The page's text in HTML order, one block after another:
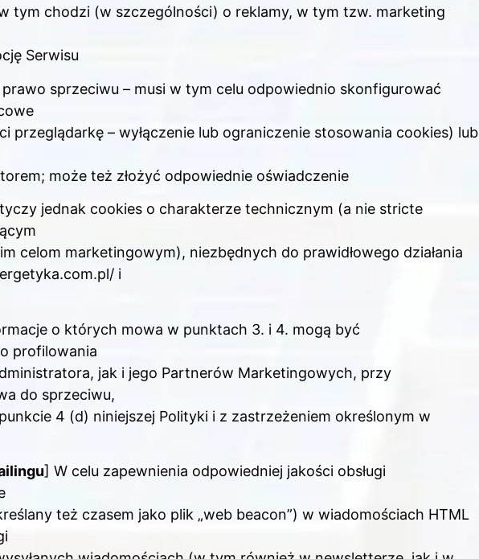
tym chodzi (w szczególności) o reklamy, w tym tzw. marketing
Serwisu
sprzeciwu – musi w tym celu odpowiednio skonfigurować
przeglądarkę – wyłączenie lub ograniczenie stosowania cookies) lub
może też złożyć odpowiednie oświadczenie
jednak cookies o charakterze technicznym (a nie stricte
celom marketingowym), niezbędnych do prawidłowego działania
i
o których mowa w punktach 3. i 4. mogą być
profilowania
jak i jego Partnerów Marketingowych, przy
do sprzeciwu,
4 (d) niniejszej Polityki i z zastrzeżeniem określonym w
] W celu zapewnienia odpowiedniej jakości obsługi
też czasem jako plik „web beacon”) w wiadomościach HTML